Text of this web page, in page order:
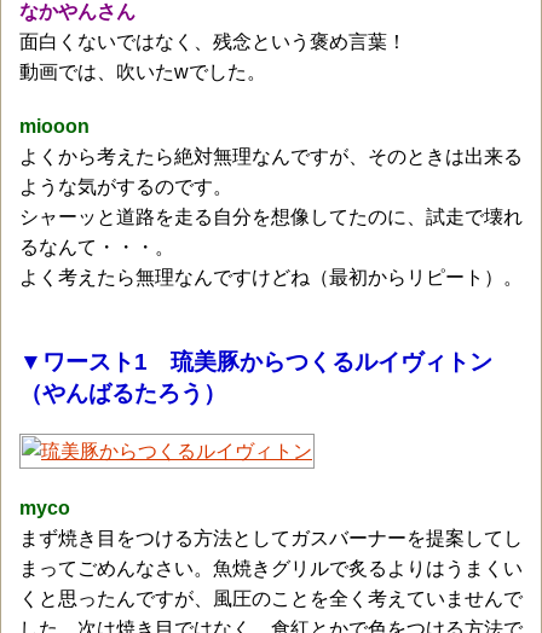
なかやんさん
面白くないではなく、残念という褒め言葉！
動画では、吹いたwでした。
miooon
よくから考えたら絶対無理なんですが、そのときは出来る
ような気がするのです。
シャーッと道路を走る自分を想像してたのに、試走で壊れ
るなんて・・・。
よく考えたら無理なんですけどね（最初からリピート）。
▼ワースト1 琉美豚からつくるルイヴィトン
（やんばるたろう）
myco
まず焼き目をつける方法としてガスバーナーを提案してし
まってごめんなさい。魚焼きグリルで炙るよりはうまくい
くと思ったんですが、風圧のことを全く考えていませんで
した。次は焼き目ではなく、食紅とかで色をつける方法で